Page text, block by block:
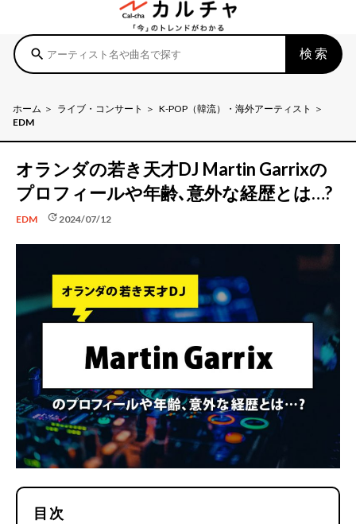
search 検索
ホーム ライブ・コンサート
K-POP（韓流）・海外アーティスト
EDM
オランダの若き天才DJ Martin Garrixの
プロフィールや年齢､意外な経歴とは…?
EDM update 2024/07/12
目次